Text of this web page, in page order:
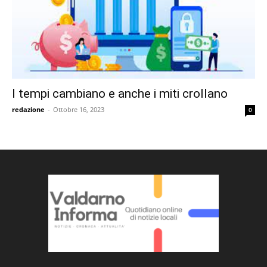
I tempi cambiano e anche i miti crollano
redazione - Ottobre 16, 2023 0